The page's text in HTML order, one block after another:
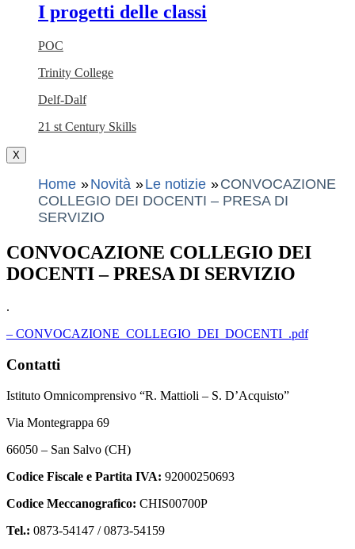
I progetti delle classi
POC
Trinity College
Delf-Dalf
21 st Century Skills
X
Home Novità Le notizie
CONVOCAZIONE
COLLEGIO DEI DOCENTI – PRESA DI
SERVIZIO
CONVOCAZIONE COLLEGIO DEI
DOCENTI – PRESA DI SERVIZIO
.
– CONVOCAZIONE_COLLEGIO_DEI_DOCENTI_.pdf
Contatti
Istituto Omnicomprensivo “R. Mattioli – S. D’Acquisto”
Via Montegrappa 69
66050 – San Salvo (CH)
Codice Fiscale e Partita IVA: 92000250693
Codice Meccanografico: CHIS00700P
Tel.: 0873-54147 /0873-54159